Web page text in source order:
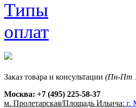
Заказ товара и консультации (Пн-Пт
Москва: +7 (495) 225-58-37
м. Пролетарская/Площадь Ильича: г.